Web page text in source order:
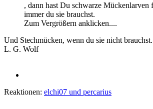
, dann hast Du schwarze Mückenlarven
immer du sie brauchst.
Zum Vergrößern anklicken....
Und Stechmücken, wenn du sie nicht brauchst.
L. G. Wolf
Reaktionen: elchi07 und percarius